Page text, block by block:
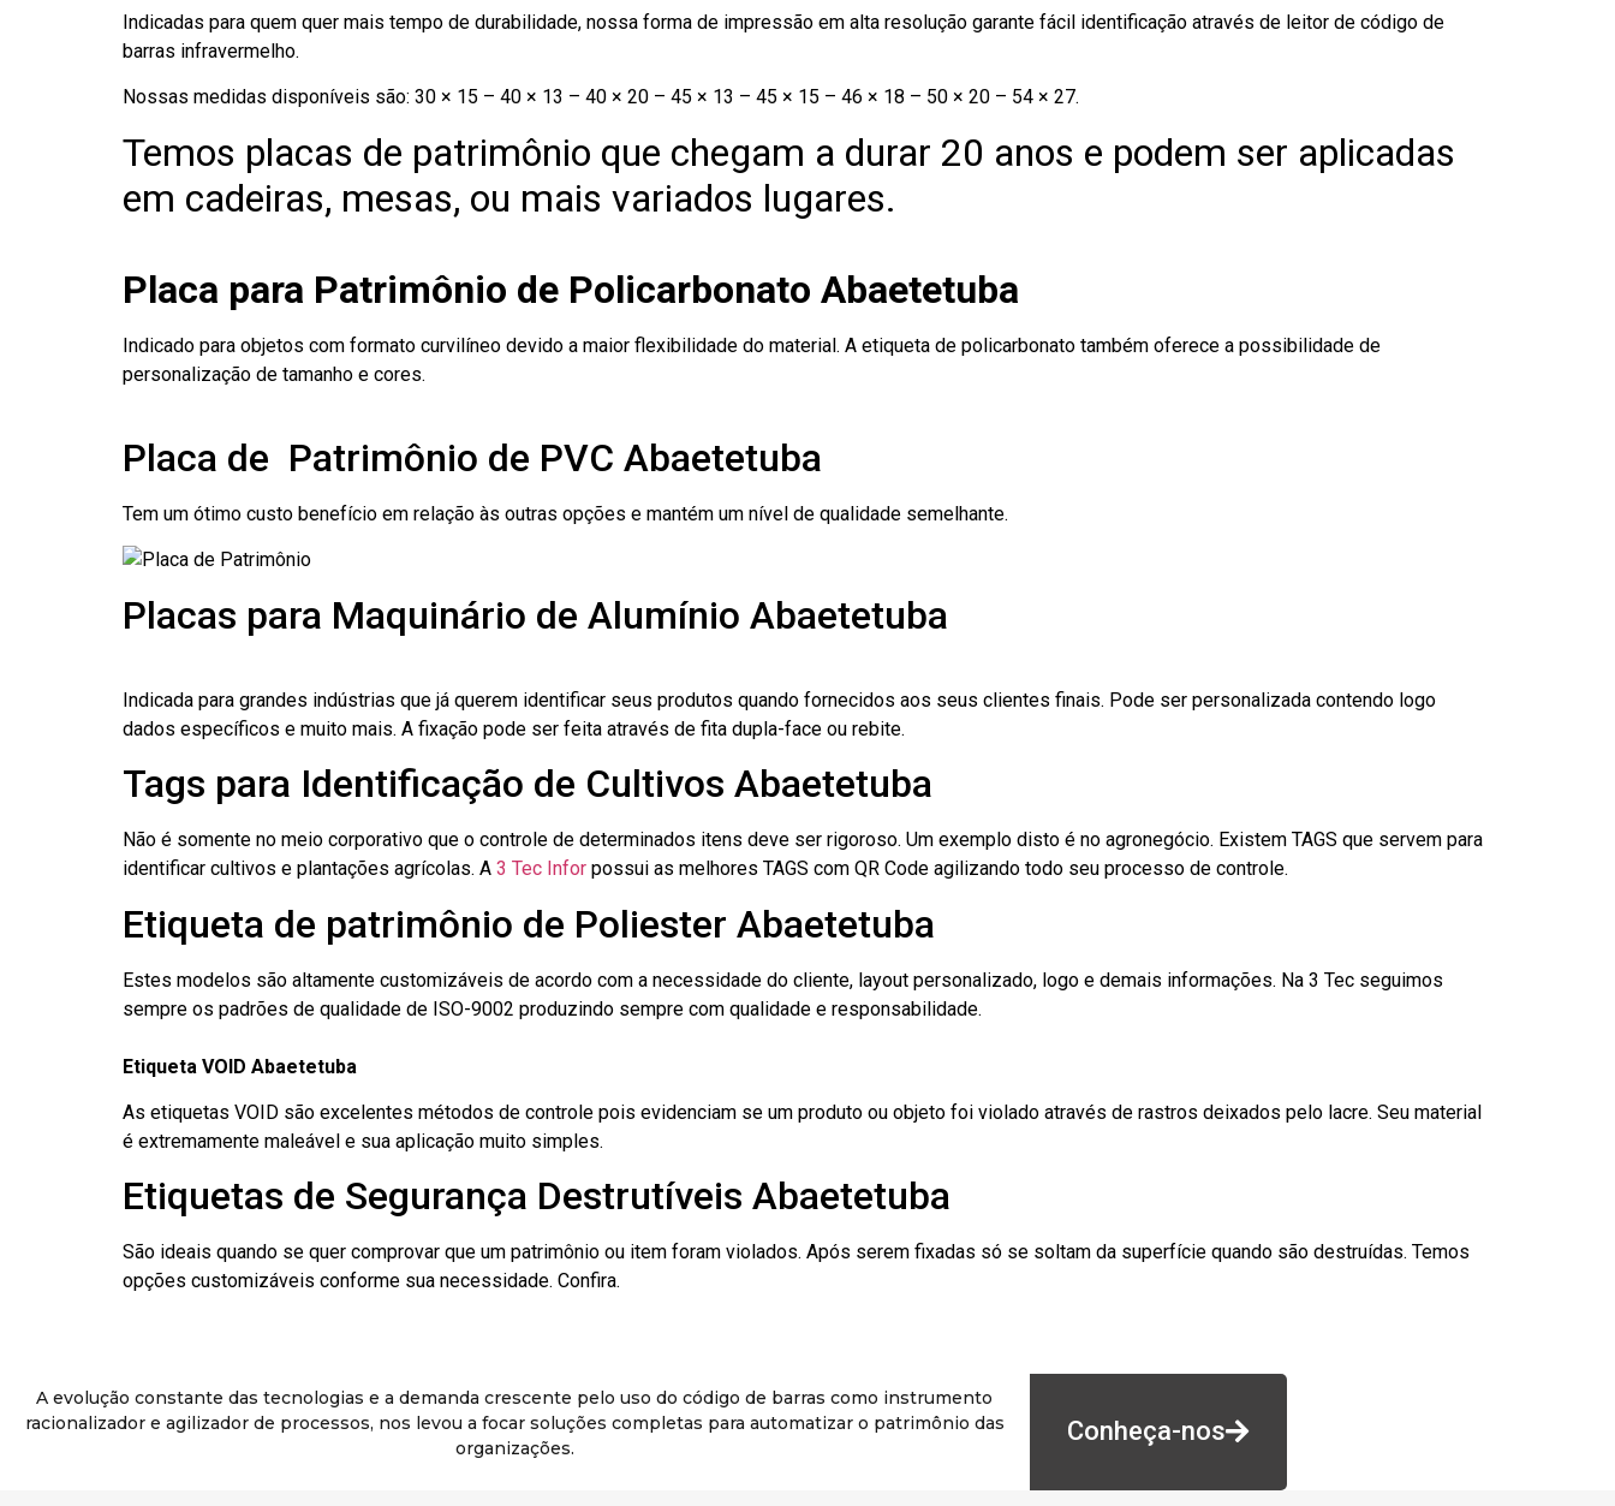
Indicadas para quem quer mais tempo de durabilidade, nossa forma de impressão em alta resolução garante fácil identificação através de leitor de código de
barras infravermelho.
Nossas medidas disponíveis são: 30 × 15 – 40 × 13 – 40 × 20 – 45 × 13 – 45 × 15 – 46 × 18 – 50 × 20 – 54 × 27.
Temos placas de patrimônio que chegam a durar 20 anos e podem ser aplicadas
em cadeiras, mesas, ou mais variados lugares.
Placa para Patrimônio de Policarbonato Abaetetuba
Indicado para objetos com formato curvilíneo devido a maior flexibilidade do material. A etiqueta de policarbonato também oferece a possibilidade de
personalização de tamanho e cores.
Placa de Patrimônio de PVC Abaetetuba
Tem um ótimo custo benefício em relação às outras opções e mantém um nível de qualidade semelhante.
Placas para Maquinário de Alumínio Abaetetuba
Indicada para grandes indústrias que já querem identificar seus produtos quando fornecidos aos seus clientes finais. Pode ser personalizada contendo logo
dados específicos e muito mais. A fixação pode ser feita através de fita dupla-face ou rebite.
Tags para Identificação de Cultivos Abaetetuba
Não é somente no meio corporativo que o controle de determinados itens deve ser rigoroso. Um exemplo disto é no agronegócio. Existem TAGS que servem para
identificar cultivos e plantações agrícolas. A 3 Tec Infor possui as melhores TAGS com QR Code agilizando todo seu processo de controle.
Etiqueta de patrimônio de Poliester Abaetetuba
Estes modelos são altamente customizáveis de acordo com a necessidade do cliente, layout personalizado, logo e demais informações. Na 3 Tec seguimos
sempre os padrões de qualidade de ISO-9002 produzindo sempre com qualidade e responsabilidade.
Etiqueta VOID Abaetetuba
As etiquetas VOID são excelentes métodos de controle pois evidenciam se um produto ou objeto foi violado através de rastros deixados pelo lacre. Seu material
é extremamente maleável e sua aplicação muito simples.
Etiquetas de Segurança Destrutíveis Abaetetuba
São ideais quando se quer comprovar que um patrimônio ou item foram violados. Após serem fixadas só se soltam da superfície quando são destruídas. Temos
opções customizáveis conforme sua necessidade. Confira.
A evolução constante das tecnologias e a demanda crescente pelo uso do código de barras como instrumento
racionalizador e agilizador de processos, nos levou a focar soluções completas para automatizar o patrimônio das
organizações.
Conheça-nos